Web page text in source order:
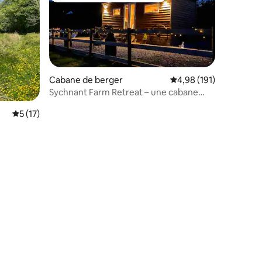
Évaluation moyenne sur la base de 17 commentaires : 5 sur 5
5 (17)
Cabane de berger Évaluation moyenne
4,98 (191)
Sychnant Farm Retreat – une cabane